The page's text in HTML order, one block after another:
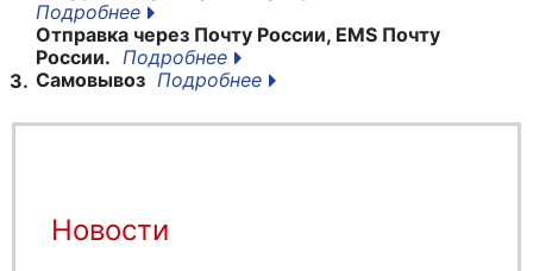
Подробнее
Отправка через Почту России, EMS Почту
России. Подробнее
3. Самовывоз Подробнее
Новости